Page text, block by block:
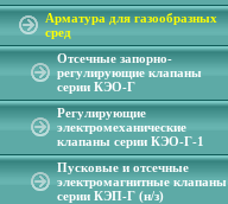
Арматура для газообразных
сред
Отсечные запорно-
регулирующие клапаны
серии КЭО-Г
Регулирующие
электромеханические
клапаны серии КЭО-Г-1
Пусковые и отсечные
электромагнитные клапаны
серии КЭП-Г (н/з)